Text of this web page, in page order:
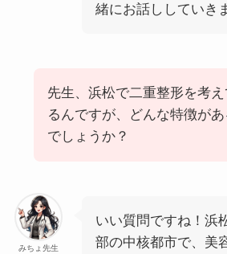
緒にお話ししていき
先生、浜松で二重整形を考え
るんですが、どんな特徴が
でしょうか？
みちょ先生
いい質問ですね！浜
部の中核都市で、美